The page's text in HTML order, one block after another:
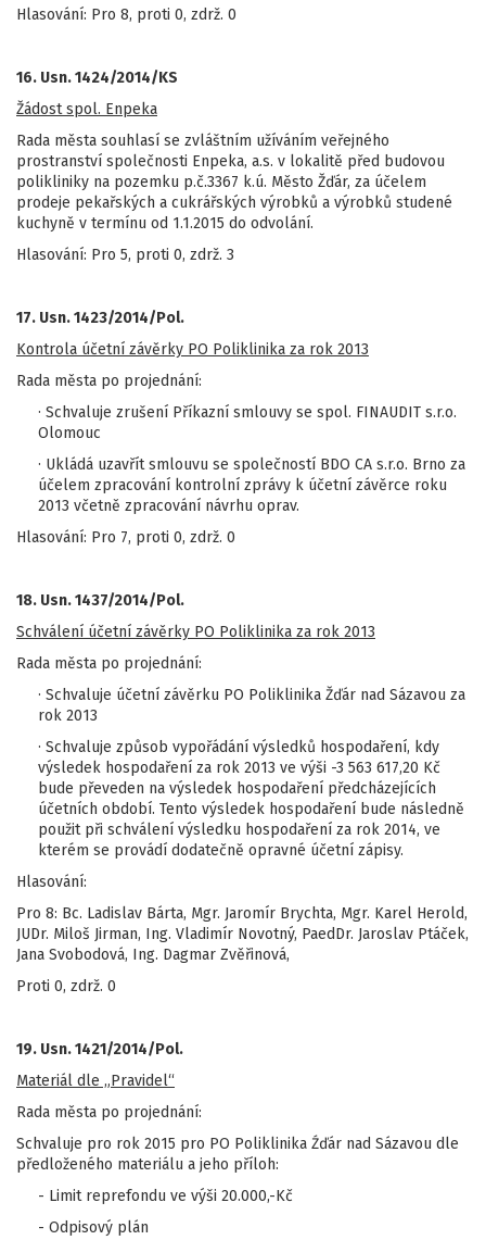
Hlasování: Pro 8, proti 0, zdrž. 0
16. Usn. 1424/2014/KS
Žádost spol. Enpeka
Rada města souhlasí se zvláštním užíváním veřejného
prostranství společnosti Enpeka, a.s. v lokalitě před budovou
polikliniky na pozemku p.č.3367 k.ú. Město Žďár, za účelem
prodeje pekařských a cukrářských výrobků a výrobků studené
kuchyně v termínu od 1.1.2015 do odvolání.
Hlasování: Pro 5, proti 0, zdrž. 3
17. Usn. 1423/2014/Pol.
Kontrola účetní závěrky PO Poliklinika za rok 2013
Rada města po projednání:
· Schvaluje zrušení Příkazní smlouvy se spol. FINAUDIT s.r.o.
Olomouc
· Ukládá uzavřít smlouvu se společností BDO CA s.r.o. Brno za
účelem zpracování kontrolní zprávy k účetní závěrce roku
2013 včetně zpracování návrhu oprav.
Hlasování: Pro 7, proti 0, zdrž. 0
18. Usn. 1437/2014/Pol.
Schválení účetní závěrky PO Poliklinika za rok 2013
Rada města po projednání:
· Schvaluje účetní závěrku PO Poliklinika Žďár nad Sázavou za
rok 2013
· Schvaluje způsob vypořádání výsledků hospodaření, kdy
výsledek hospodaření za rok 2013 ve výši -3 563 617,20 Kč
bude převeden na výsledek hospodaření předcházejících
účetních období. Tento výsledek hospodaření bude následně
použit při schválení výsledku hospodaření za rok 2014, ve
kterém se provádí dodatečně opravné účetní zápisy.
Hlasování:
Pro 8: Bc. Ladislav Bárta, Mgr. Jaromír Brychta, Mgr. Karel Herold,
JUDr. Miloš Jirman, Ing. Vladimír Novotný, PaedDr. Jaroslav Ptáček,
Jana Svobodová, Ing. Dagmar Zvěřinová,
Proti 0, zdrž. 0
19. Usn. 1421/2014/Pol.
Materiál dle „Pravidel“
Rada města po projednání:
Schvaluje pro rok 2015 pro PO Poliklinika Źďár nad Sázavou dle
předloženého materiálu a jeho příloh:
- Limit reprefondu ve výši 20.000,-Kč
- Odpisový plán